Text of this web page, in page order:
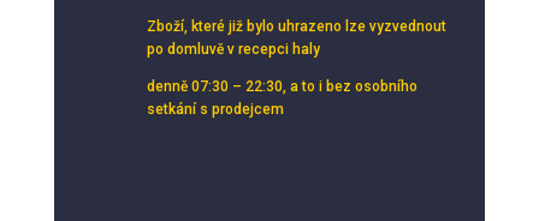
Zboží, které již bylo uhrazeno lze vyzvednout
po domluvě v recepci haly
denně 07:30 – 22:30, a to i bez osobního
setkání s prodejcem